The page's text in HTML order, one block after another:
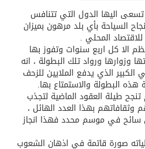
اليها الدول التي تتنافس
السياحة بأي بلد مرهون بميزان
المحلي .
الا كل اربع سنوات وتفوز بها
وزوارها ورواد تلك البطولة ، انه
الذي يدفع الملايين للزحف
هذه البطولة والاستمتاع بها.
طيلة العقود الماضية لتجذب
وثقافاتهم بهذا العدد الهائل ،
اكثر من 40 مليون سائح في موسم محدد فهذا انجاز
صورة قاتمة في اذهان الشعوب